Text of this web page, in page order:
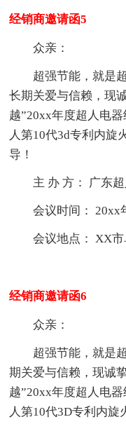
经销商邀请函5
众亲：
超强节能，就是
长期关爱与信赖，现
越”20xx年度超人电
人第10代3d专利内旋
导！
主 办 方： 广东
会议时间： 20xx
会议地点： XX
经销商邀请函6
众亲：
超强节能，就是
期关爱与信赖，现诚
越”20xx年度超人电
人第10代3D专利内